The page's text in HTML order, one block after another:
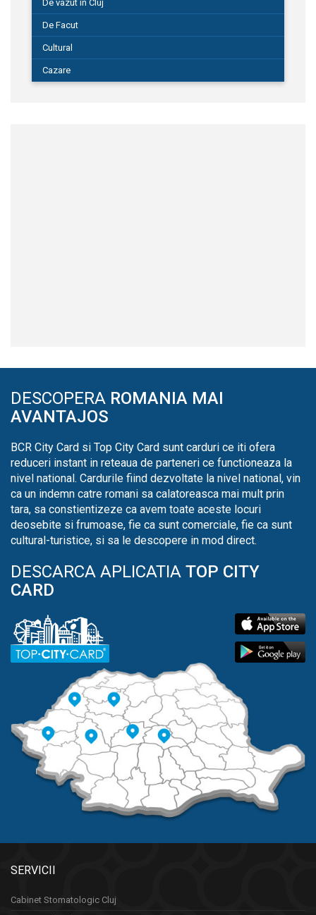
De vazut in Cluj
De Facut
Cultural
Cazare
DESCOPERA ROMANIA MAI
AVANTAJOS
BCR City Card si Top City Card sunt carduri ce iti ofera
reduceri instant in reteaua de parteneri ce functioneaza la
nivel national. Cardurile fiind dezvoltate la nivel national, vin
ca un indemn catre romani sa calatoreasca mai mult prin
tara, sa constientizeze ca avem toate aceste locuri
deosebite si frumoase, fie ca sunt comerciale, fie ca sunt
cultural-turistice, si sa le descopere in mod direct.
DESCARCA APLICATIA TOP CITY
CARD
SERVICII
Cabinet Stomatologic Cluj